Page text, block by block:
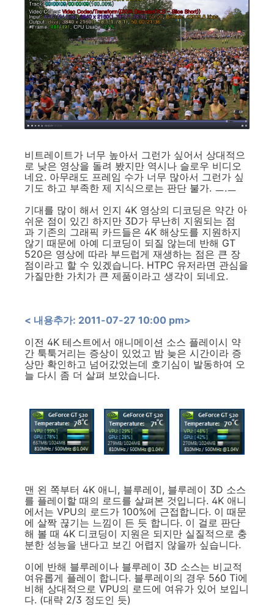
비트레이트가 너무 높아서 그런가 싶어서 상대적으
로 낮은 영상을 돌려 봤지만 역시나 슬로우 비디오
네요. 아무래도 프레임 수가 너무 많아서 그런가 싶
기도 하고 부족한 제 지식으로는 판단 불가. ㅡ.ㅡ
기대를 많이 해서 인지 4K 영상의 디코딩은 약간 아
쉬운 점이 있긴 하지만 3D가 무난히 지원되는 점
과 기존의 그래픽 카드들은 4K 해상도를 지원하지
않기 때문에 아예 디코딩이 되질 않는데 반해 GT
520은 영상에 따라 부드럽게 재생하는 점은 큰 장
점이라고 할 수 있겠습니다. HTPC 유저라면 관심을
가질만한 가치가 큰 제품이라고 생각이 되네요.
< 내용추가: 2011-07-27 10:00 pm>
이전 4K 테스트에서 애니메이션 소스 플레이시 약
간 툭툭거리는 증상이 있었고 밤 늦은 시간이라 증
상만 확인하고 넘어갔었는데 호기심이 발동하여 오
늘 다시 좀 더 살펴 보았습니다.
맨 왼 쪽부터 4K 애니, 블루레이, 블루레이 3D 소스
를 플레이할 때의 로드를 살펴본 것입니다. 4K 애니
에서는 VPU의 로드가 100%에 근접합니다. 이 때문
에 살짝 끊기는 느낌이 든 듯 합니다. 이 걸로 판단
해 볼 때 4K 디코딩이 지원은 되지만 실질적으로 충
분한 성능을 낸다고 보긴 어렵지 않을까 싶습니다.
이에 반해 블루레이나 블루레이 3D 소스는 비교적
여유롭게 플레이 합니다. 블루레이의 경우 560 Ti에
비해 상대적으로 VPU의 로드에 여유가 있어 보입니
다. (대략 2/3 정도인 듯)